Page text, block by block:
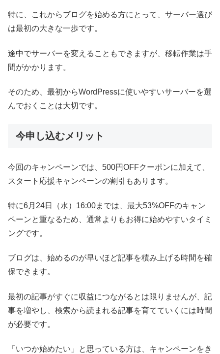
特に、これからブログを始める方にとって、サーバー選び
は最初の大きな一歩です。
途中でサーバーを変えることもできますが、移転作業は手
間がかかります。
そのため、最初からWordPressに使いやすいサーバーを選
んでおくことは大切です。
今申し込むメリット
今回のキャンペーンでは、500円OFFクーポンに加えて、
スタート応援キャンペーンの割引もあります。
特に6月24日（水）16:00までは、最大53%OFFのキャン
ペーンと重なるため、通常よりもお得に始めやすいタイミ
ングです。
ブログは、始めるのが早いほど記事を積み上げる時間を確
保できます。
最初の記事がすぐに収益につながるとは限りませんが、記
事を増やし、検索から読まれる記事を育てていくには時間
が必要です。
「いつか始めたい」と思っている方は、キャンペーンをき